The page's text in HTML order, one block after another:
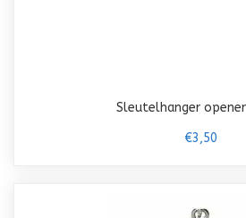
Sleutelhanger opener
€3,50